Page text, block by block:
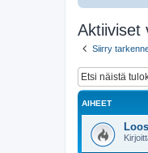
Aktiiviset
Siirry
AIHEET